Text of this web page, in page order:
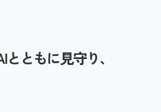
ともに見守り、